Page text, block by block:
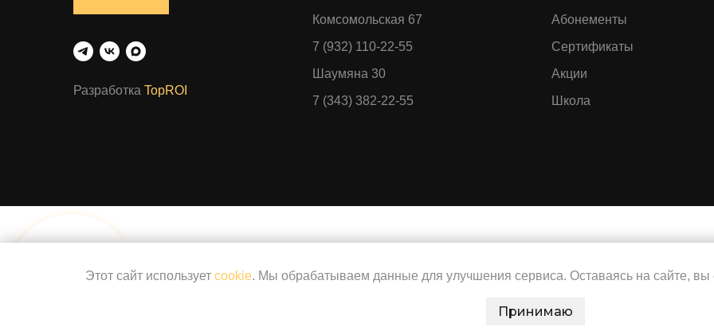
Разработка TopROI
Комсомольская 67
7 (932) 110-22-55
Шаумяна 30
7 (343) 382-22-55
Абонементы
Сертификаты
Акции
Школа
Этот сайт использует cookie. Мы обрабатываем данные для улучшения сервиса. Оставаясь на сайте, вы
Принимаю